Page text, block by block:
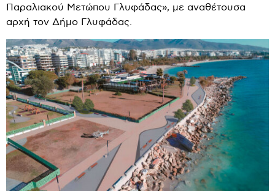
Παραλιακού Μετώπου Γλυφάδας», με αναθέτουσα
αρχή τον Δήμο Γλυφάδας.